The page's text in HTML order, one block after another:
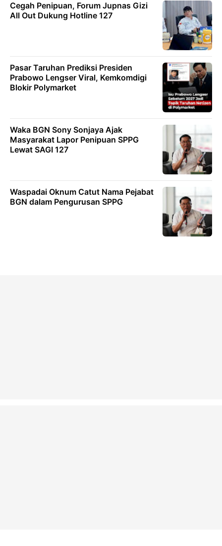
Cegah Penipuan, Forum Jupnas Gizi
All Out Dukung Hotline 127
Pasar Taruhan Prediksi Presiden
Prabowo Lengser Viral, Kemkomdigi
Blokir Polymarket
Waka BGN Sony Sonjaya Ajak
Masyarakat Lapor Penipuan SPPG
Lewat SAGI 127
Waspadai Oknum Catut Nama Pejabat
BGN dalam Pengurusan SPPG